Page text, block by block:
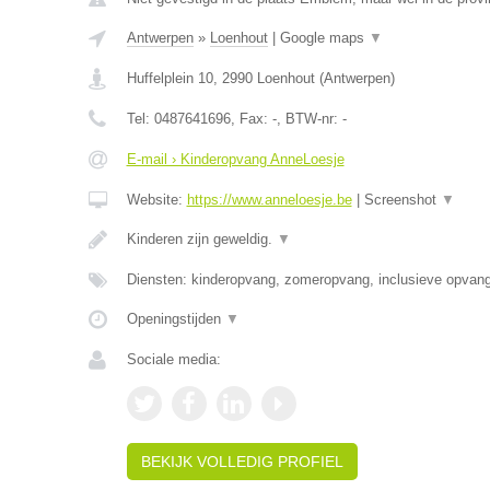
Antwerpen» Loenhout| Google maps ▼
Huffelplein 10, 2990 Loenhout(Antwerpen)
Tel: 0487641696, Fax: -, BTW-nr: -
E-mail › Kinderopvang AnneLoesje
Website: https://www.anneloesje.be| Screenshot ▼
Kinderen zijn geweldig. ▼
Diensten: kinderopvang, zomeropvang, inclusieve
Openingstijden ▼
Sociale media:
BEKIJK VOLLEDIG PROFIEL